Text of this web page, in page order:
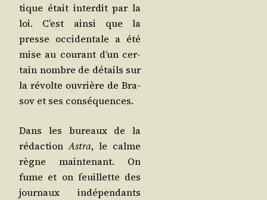
tique était inter­dit par la
loi. C’est ain­si que la
presse occi­den­tale a été
mise au cou­rant d’un cer­
tain nombre de détails sur
la révolte ouvrière de Bra­
sov et ses conséquences.
Dans les bureaux de la
rédac­tionAstra, le calme
règne main­te­nant. On
fume et on feuillette des
jour­naux indé­pen­dants